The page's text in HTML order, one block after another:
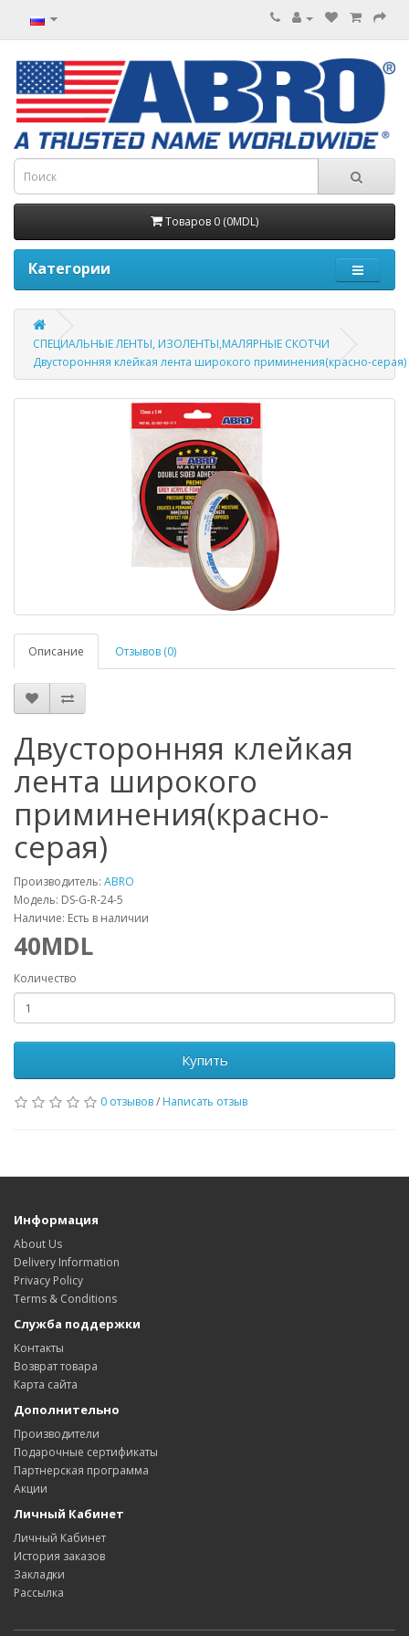
Товаров 0 (0MDL)
Категории
СПЕЦИАЛЬНЫЕ ЛЕНТЫ, ИЗОЛЕНТЫ,МАЛЯРНЫЕ СКОТЧИ
Двусторонняя клейкая лента широкого приминения(красно-серая)
Описание Отзывов (0)
Двусторонняя клейкая
лента широкого
приминения(красно-
серая)
Производитель: ABRO
Модель: DS-G-R-24-5
Наличие: Есть в наличии
40MDL
Количество
Купить
0 отзывов/ Написать отзыв
Информация
About Us
Delivery Information
Privacy Policy
Terms & Conditions
Служба поддержки
Контакты
Возврат товара
Карта сайта
Дополнительно
Производители
Подарочные сертификаты
Партнерская программа
Акции
Личный Кабинет
Личный Кабинет
История заказов
Закладки
Рассылка